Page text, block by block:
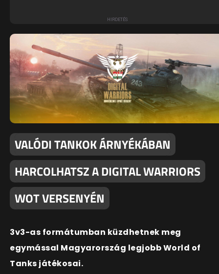
VALÓDI TANKOK ÁRNYÉKÁBAN
HARCOLHATSZ A DIGITAL WARRIORS
WOT VERSENYÉN
3v3-as formátumban küzdhetnek meg
egymással Magyarország legjobb World of
Tanks játékosai.